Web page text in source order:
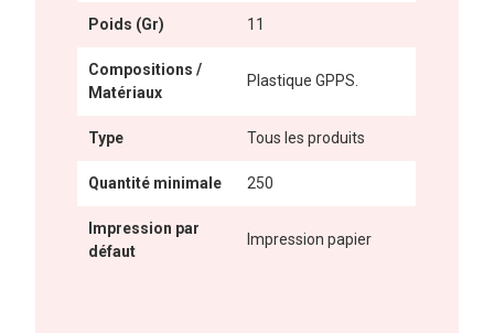
Poids (Gr) 11
Compositions /
Matériaux
Plastique GPPS.
Type Tous les produits
Quantité minimale 250
Impression par
défaut
Impression papier